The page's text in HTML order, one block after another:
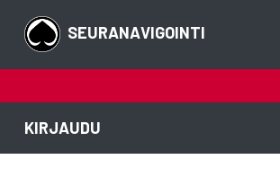
SEURANAVIGOINTI
KIRJAUDU